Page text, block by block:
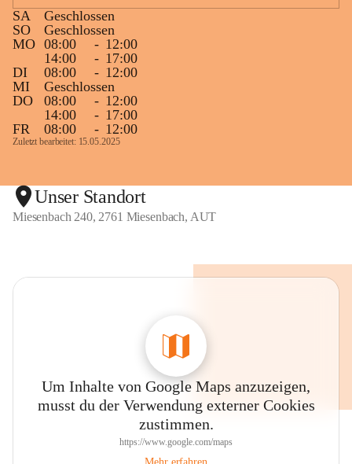
SA
Geschlossen
SO
Geschlossen
MO 08:00 - 12:00
14:00
- 17:00
DI
08:00 - 12:00
MI
Geschlossen
DO
08:00 - 12:00
14:00
- 17:00
FR
08:00 - 12:00
Zuletzt bearbeitet: 15.05.2025
Unser Standort
Miesenbach 240, 2761 Miesenbach, AUT
Um Inhalte von Google Maps anzuzeigen,
musst du der Verwendung externer Cookies
zustimmen.
https://www.google.com/maps